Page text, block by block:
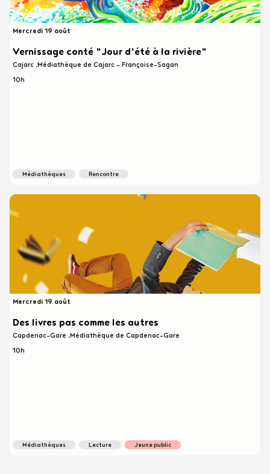
Vernissage conté "Jour d'été à la rivière"
Mercredi 19 août
Cajarc Médiathèque de Cajarc - Françoise-Sagan
Heure
10h
médiathèques rencontre
Des livres pas comme les autres
Mercredi 19 août
Capdenac-Gare Médiathèque de Capdenac-Gare
Heure
10h
médiathèques lecture jeune public